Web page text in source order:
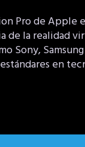
Pro de Apple
de la realidad
Sony,
en